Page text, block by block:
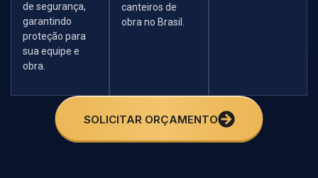
de segurança,
garantindo
proteção para
sua equipe e
obra.
canteiros de
obra no Brasil.
SOLICITAR ORÇAMENTO